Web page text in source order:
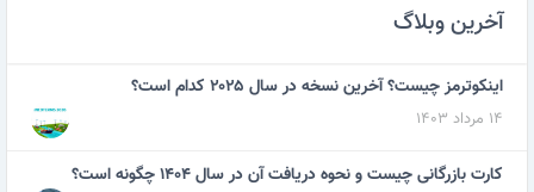
آخرین وبلاگ
اینکوترمز چیست؟ آخرین نسخه در سال ۲۰۲۵ کدام است؟
۱۴ مرداد ۱۴۰۳
کارت بازرگانی چیست و نحوه دریافت آن در سال ۱۴۰۴ چگونه است؟